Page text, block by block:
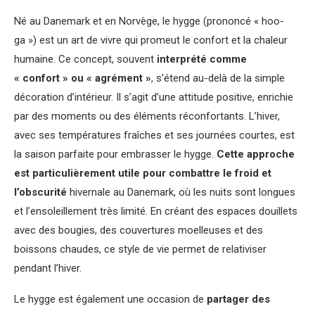
Né au Danemark et en Norvège, le hygge (prononcé « hoo-
ga ») est un art de vivre qui promeut le confort et la chaleur
humaine. Ce concept, souvent interprété comme
« confort » ou « agrément », s’étend au-delà de la simple
décoration d’intérieur. Il s’agit d’une attitude positive, enrichie
par des moments ou des éléments réconfortants. L’hiver,
avec ses températures fraîches et ses journées courtes, est
la saison parfaite pour embrasser le hygge. Cette approche
est particulièrement utile pour combattre le froid et
l’obscurité hivernale au Danemark, où les nuits sont longues
et l’ensoleillement très limité. En créant des espaces douillets
avec des bougies, des couvertures moelleuses et des
boissons chaudes, ce style de vie permet de relativiser
pendant l’hiver.
Le hygge est également une occasion de partager des